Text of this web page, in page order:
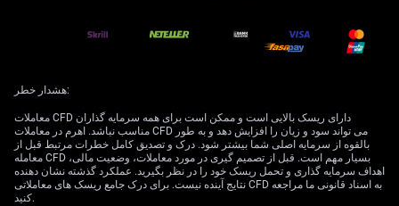
(افزایش عمومی قیمت‌ها) ادامه دارد و زنجیره‌های تأمین
(مسیر تولید تا رساندن کالا به مصرف‌کننده) دچار گسست
برای حل اختلاف‌هاست و بیشتر برای کنترل آنهاست.
تعامل‌های اخیر یک واقعیت مهم را نشان می‌دهد: نظم جهانی
دیگر فقط با همکاری یا رویارویی شکل نمی‌گیرد، بلکه با
چیزی پیچیده‌تر پیش می‌رود: «وابستگیِ مدیریت‌شده».
این نشست قرار نیست نظم جهان را از نو بسازد؛ دارد نشان
هشدار خطر:
معاملات CFD دارای ریسک بالایی است و ممکن است برای همه سرمایه گذاران
مناسب نباشد. اهرم در معاملات CFD می تواند سود و زیان را افزایش دهد و به طور
بالقوه از سرمایه اصلی شما بیشتر شود. درک و تصدیق کامل خطرات مرتبط قبل از
معامله CFD بسیار مهم است. قبل از تصمیم گیری در مورد معاملات، وضعیت مالی،
اهداف سرمایه گذاری و تحمل ریسک خود را در نظر بگیرید. عملکرد گذشته نشان دهنده
نتایج آینده نیست. برای درک جامع ریسک های معاملاتی CFD به اسناد قانونی ما مراجعه
کنید.